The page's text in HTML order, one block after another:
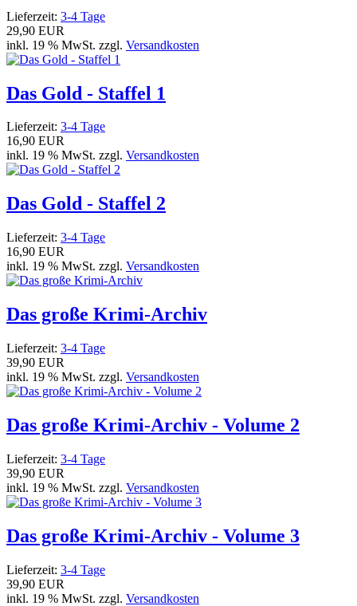
Lieferzeit: 3-4 Tage
29,90 EUR
inkl. 19 % MwSt. zzgl. Versandkosten
Das Gold - Staffel 1
Lieferzeit: 3-4 Tage
16,90 EUR
inkl. 19 % MwSt. zzgl. Versandkosten
Das Gold - Staffel 2
Lieferzeit: 3-4 Tage
16,90 EUR
inkl. 19 % MwSt. zzgl. Versandkosten
Das große Krimi-Archiv
Lieferzeit: 3-4 Tage
39,90 EUR
inkl. 19 % MwSt. zzgl. Versandkosten
Das große Krimi-Archiv - Volume 2
Lieferzeit: 3-4 Tage
39,90 EUR
inkl. 19 % MwSt. zzgl. Versandkosten
Das große Krimi-Archiv - Volume 3
Lieferzeit: 3-4 Tage
39,90 EUR
inkl. 19 % MwSt. zzgl. Versandkosten